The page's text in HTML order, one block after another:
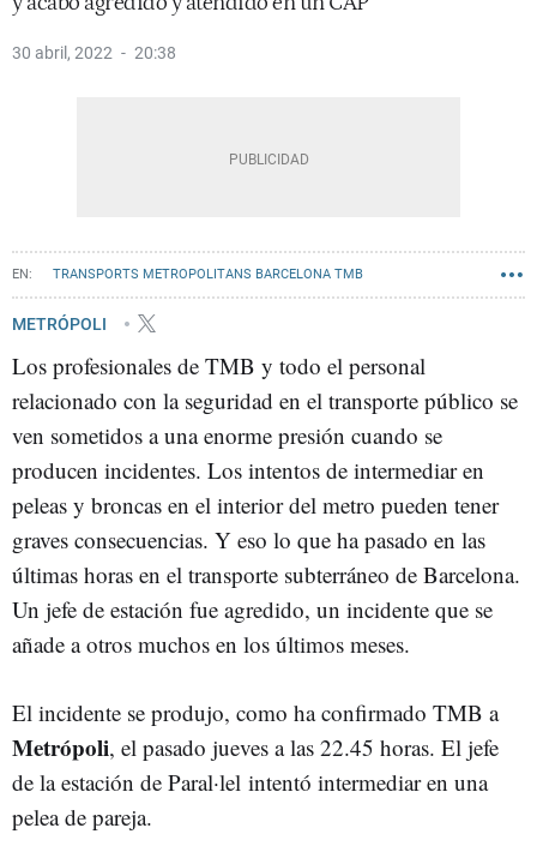
30 abril, 2022 20:38
TRANSPORTS METROPOLITANS BARCELONA TMB
MOSSOS D'ESQUADRA
METRÓPOLI
Los profesionales de TMB y todo el personal
relacionado con la seguridad en el transporte público se
ven sometidos a una enorme presión cuando se
producen incidentes. Los intentos de intermediar en
peleas y broncas en el interior del metro pueden tener
graves consecuencias. Y eso lo que ha pasado en las
últimas horas en el transporte subterráneo de Barcelona.
Un jefe de estación fue agredido, un incidente que se
añade a otros muchos en los últimos meses.
El incidente se produjo, como ha confirmado TMB a
Metrópoli, el pasado jueves a las 22.45 horas. El jefe
de la estación de Paral·lel intentó intermediar en una
pelea de pareja.